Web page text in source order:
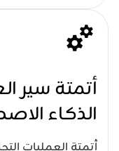
أتمتة سير
الذكاء